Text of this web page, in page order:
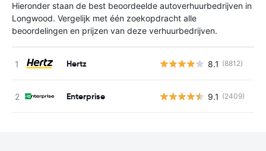
Hieronder staan de best beoordeelde autoverhuurbedrijven in
Longwood. Vergelijk met één zoekopdracht alle
beoordelingen en prijzen van deze verhuurbedrijven.
Hertz 8.1 (8812)
Enterprise 9.1 (2409)